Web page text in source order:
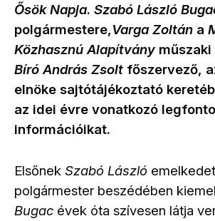
Ősök Napja. Szabó László
polgármestere,Varga Zoltán a
Közhasznú Alapítvány
Bíró András Zsolt főszervező,
elnöke sajtótájékoztató
az idei évre vonatkozó
információikat.
Elsőnek Szabó László
polgármester beszédében
Bugac évek óta szívesen látja